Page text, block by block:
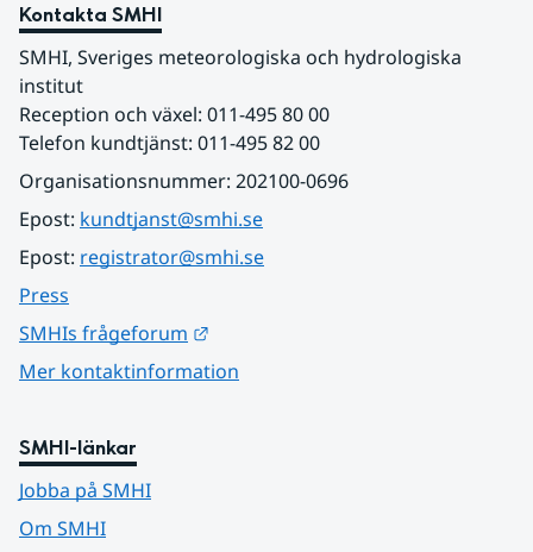
Kontakta SMHI
SMHI, Sveriges meteorologiska och hydrologiska
institut
Reception och växel: 011-495 80 00
Telefon kundtjänst: 011-495 82 00
Organisationsnummer: 202100-0696
Epost: kundtjanst@smhi.se
Epost: registrator@smhi.se
Press
SMHIs frågeforum
Mer kontaktinformation
SMHI-länkar
Jobba på SMHI
Om SMHI